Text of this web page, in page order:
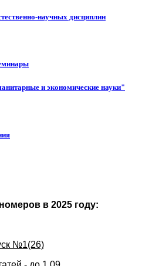
научных дисциплин
и экономические науки"
в 2025 году:
№1(26)